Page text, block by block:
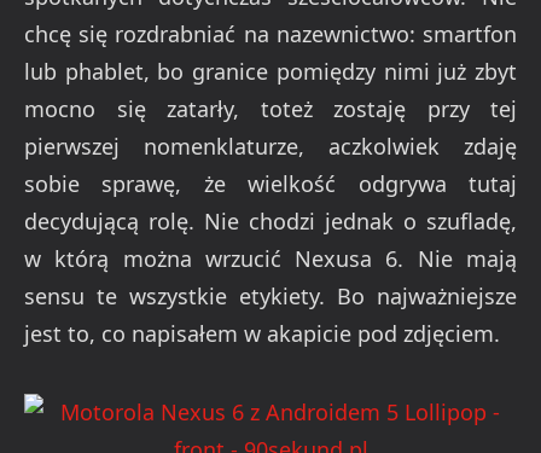
chcę się rozdrabniać na nazewnictwo: smartfon
lub phablet, bo granice pomiędzy nimi już zbyt
mocno się zatarły, toteż zostaję przy tej
pierwszej nomenklaturze, aczkolwiek zdaję
sobie sprawę, że wielkość odgrywa tutaj
decydującą rolę. Nie chodzi jednak o szufladę,
w którą można wrzucić Nexusa 6. Nie mają
sensu te wszystkie etykiety. Bo najważniejsze
jest to, co napisałem w akapicie pod zdjęciem.